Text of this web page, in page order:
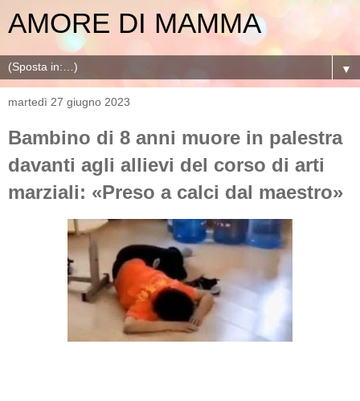
AMORE DI MAMMA
▼
martedì 27 giugno 2023
Bambino di 8 anni muore in palestra
davanti agli allievi del corso di arti
marziali: «Preso a calci dal maestro»